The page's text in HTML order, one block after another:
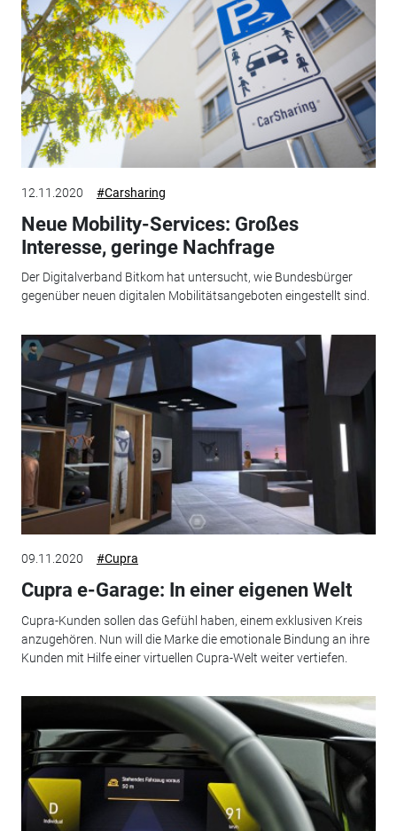
12.11.2020 #Carsharing
Neue Mobility-Services: Großes
Interesse, geringe Nachfrage
Der Digitalverband Bitkom hat untersucht, wie Bundesbürger
gegenüber neuen digitalen Mobilitätsangeboten eingestellt sind.
09.11.2020 #Cupra
Cupra e-Garage: In einer eigenen Welt
Cupra-Kunden sollen das Gefühl haben, einem exklusiven Kreis
anzugehören. Nun will die Marke die emotionale Bindung an ihre
Kunden mit Hilfe einer virtuellen Cupra-Welt weiter vertiefen.